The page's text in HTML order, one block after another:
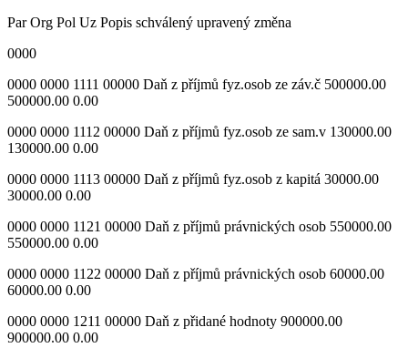
Par Org Pol Uz Popis schválený upravený změna
0000
0000 0000 1111 00000 Daň z příjmů fyz.osob ze záv.č 500000.00
500000.00 0.00
0000 0000 1112 00000 Daň z příjmů fyz.osob ze sam.v 130000.00
130000.00 0.00
0000 0000 1113 00000 Daň z příjmů fyz.osob z kapitá 30000.00
30000.00 0.00
0000 0000 1121 00000 Daň z příjmů právnických osob 550000.00
550000.00 0.00
0000 0000 1122 00000 Daň z příjmů právnických osob 60000.00
60000.00 0.00
0000 0000 1211 00000 Daň z přidané hodnoty 900000.00
900000.00 0.00